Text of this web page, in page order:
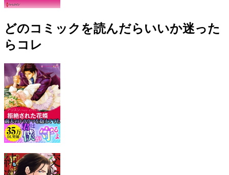
どのコミックを読んだらいいか迷った
らコレ